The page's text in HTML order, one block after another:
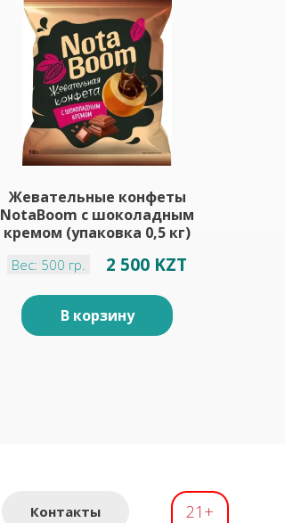
Жевательные конфеты
NotaBoom с шоколадным
кремом (упаковка 0,5 кг)
Вес: 500 гр. 2 500 KZT
В корзину
Контакты 21+